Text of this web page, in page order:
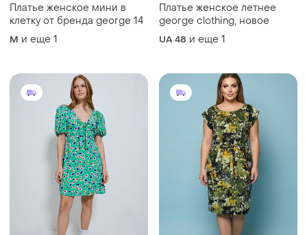
Платье женское мини в
клетку от бренда george 14
M и еще 1
Платье женское летнее
george clothing, новое
UA 48 и еще 1